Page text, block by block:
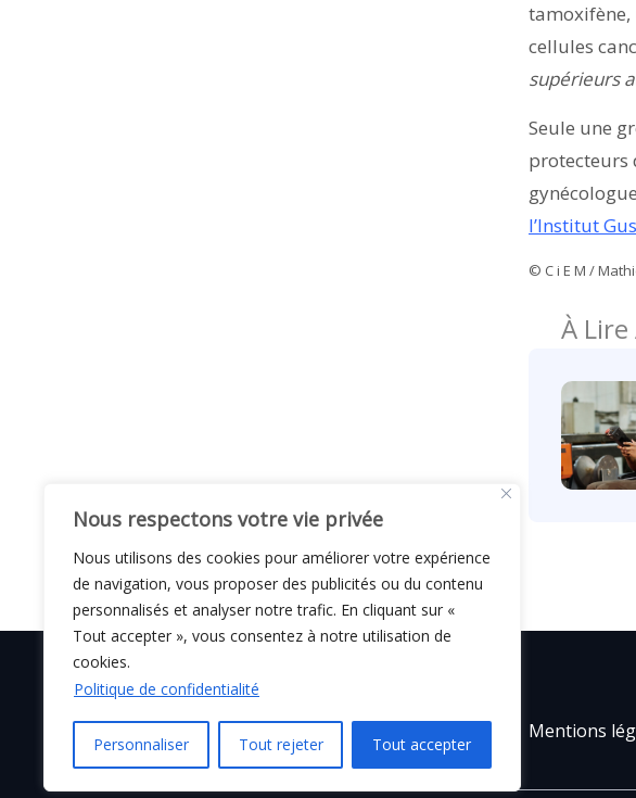
Nous respectons votre vie privée
Nous utilisons des cookies pour améliorer votre expérience
de navigation, vous proposer des publicités ou du contenu
personnalisés et analyser notre trafic. En cliquant sur «
Tout accepter », vous consentez à notre utilisation de
cookies.
Politique de confidentialité
Personnaliser Tout rejeter Tout accepter
tamoxifène,
cellules
supérieurs
Seule une
protecteurs
l’Institut
© C i E M /
À Lire
Mentions